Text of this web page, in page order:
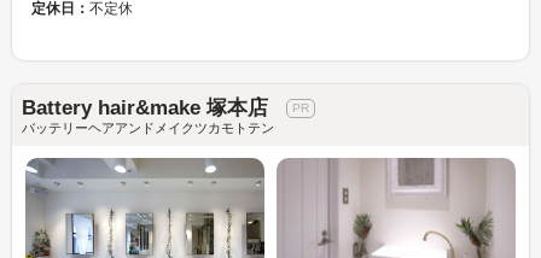
定休日： 不定休
Battery hair&make 塚本店
バッテリーヘアアンドメイクツカモトテン